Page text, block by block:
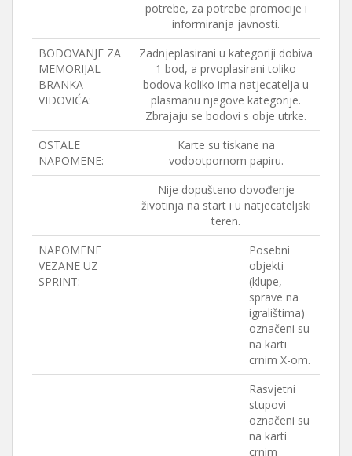
potrebe, za potrebe promocije i
informiranja javnosti.
BODOVANJE ZA
MEMORIJAL
BRANKA
VIDOVIĆA:
Zadnjeplasirani u kategoriji dobiva
1 bod, a prvoplasirani toliko
bodova koliko ima natjecatelja u
plasmanu njegove kategorije.
Zbrajaju se bodovi s obje utrke.
OSTALE
NAPOMENE:
Karte su tiskane na
vodootpornom papiru.
Nije dopušteno dovođenje
životinja na start i u natjecateljski
teren.
NAPOMENE
VEZANE UZ
SPRINT:
Posebni
objekti
(klupe,
sprave na
igralištima)
označeni su
na karti
crnim X-om.
Rasvjetni
stupovi
označeni su
na karti
crnim